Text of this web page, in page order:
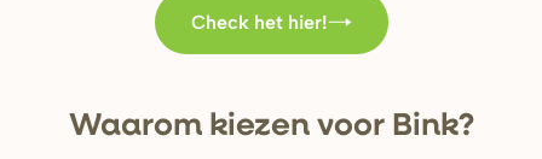
Check het hier!
Waarom kiezen voorBink?